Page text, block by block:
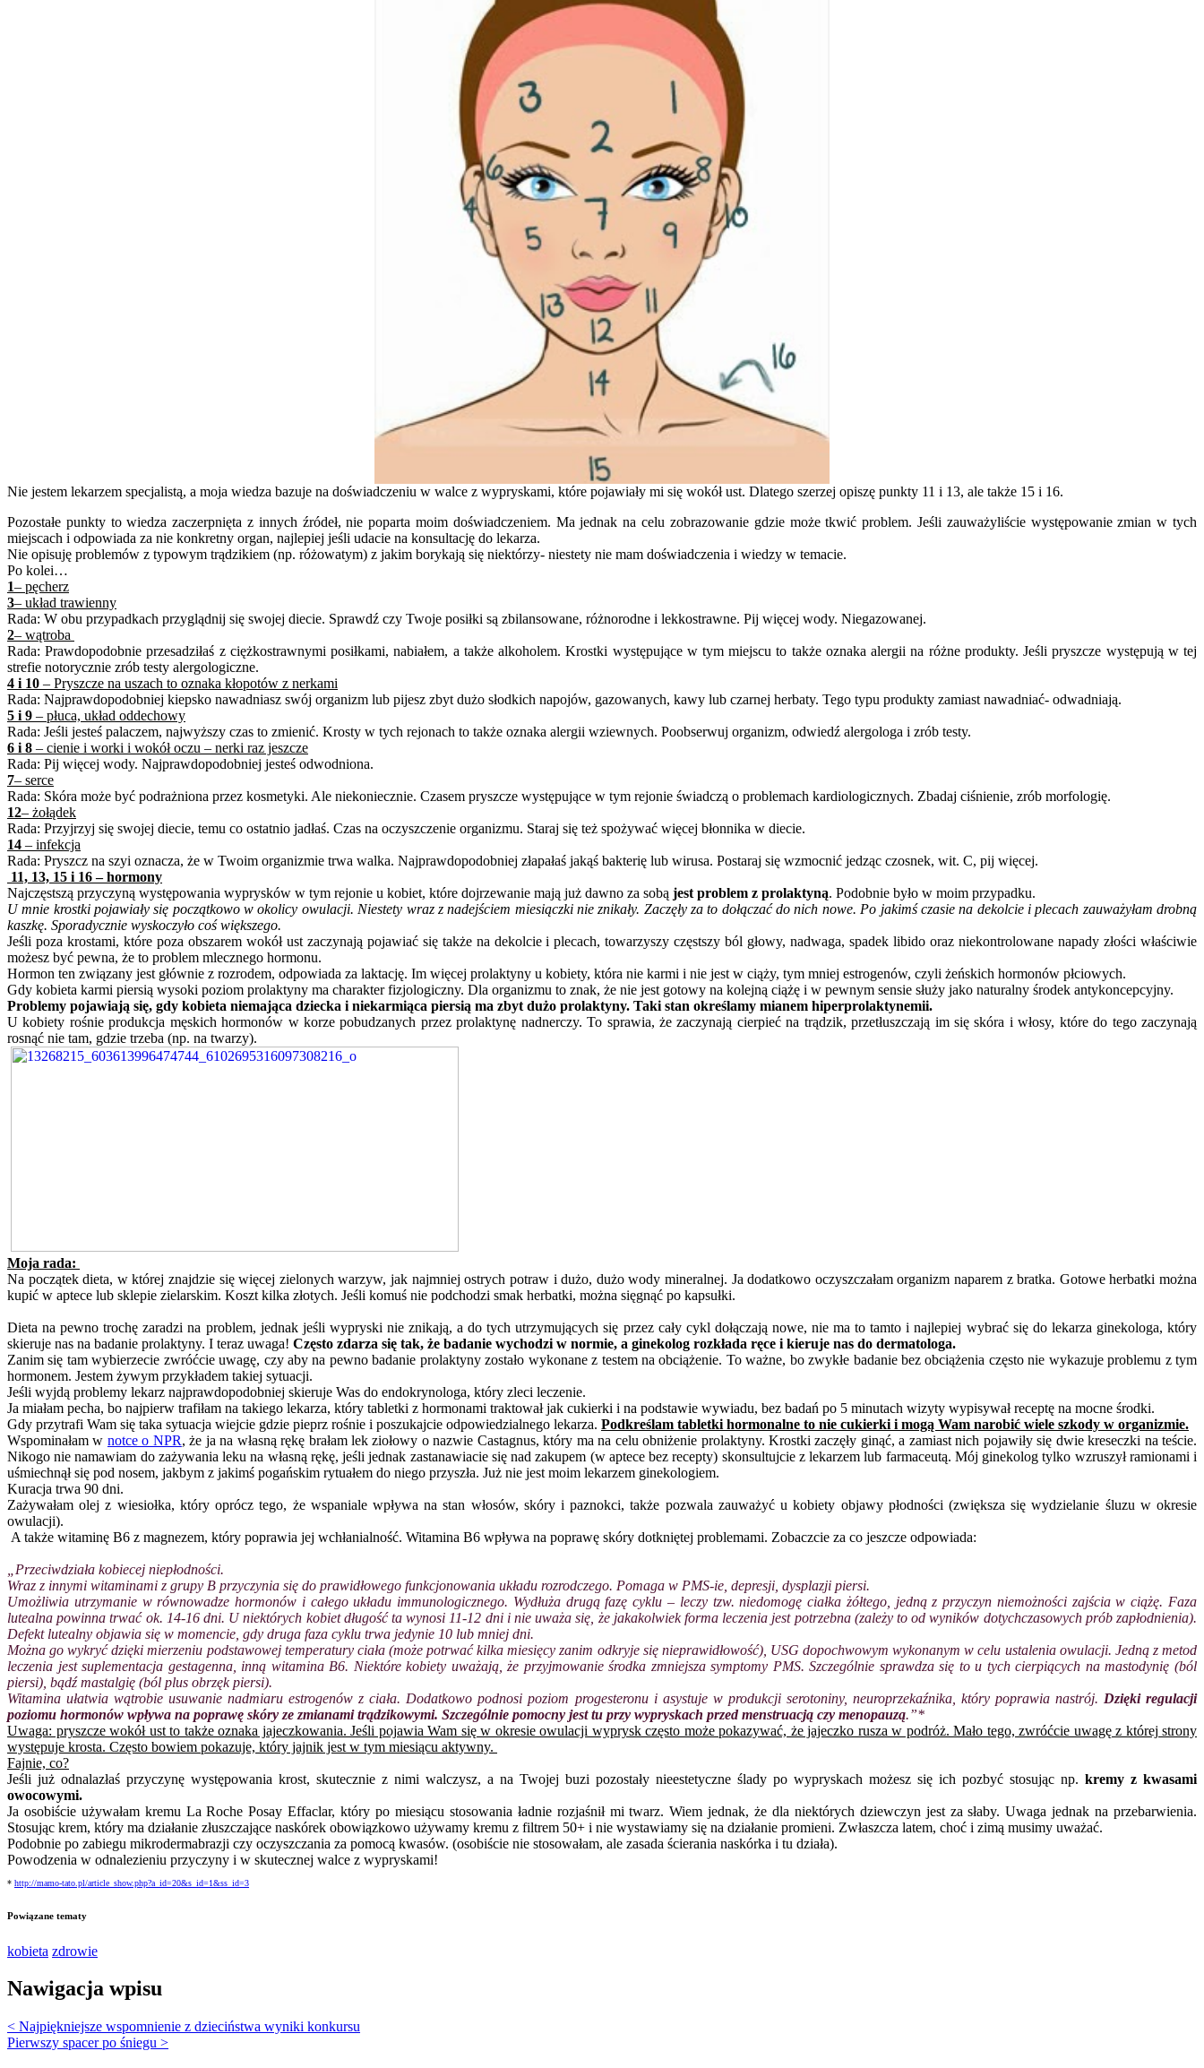
Nie jestem lekarzem specjalistą, a moja wiedza bazuje na doświadczeniu w walce z wypryskami, które pojawiały mi się wokół ust. Dlatego szerzej opiszę punkty 11 i 13, ale także 15 i 16.
Pozostałe punkty to wiedza zaczerpnięta z innych źródeł, nie poparta moim doświadczeniem. Ma jednak na celu zobrazowanie gdzie może tkwić problem. Jeśli zauważyliście występowanie zmian w tych
miejscach i odpowiada za nie konkretny organ, najlepiej jeśli udacie na konsultację do lekarza.
Nie opisuję problemów z typowym trądzikiem (np. różowatym) z jakim borykają się niektórzy- niestety nie mam doświadczenia i wiedzy w temacie.
Po kolei…
1– pęcherz
3– układ trawienny
Rada: W obu przypadkach przyglądnij się swojej diecie. Sprawdź czy Twoje posiłki są zbilansowane, różnorodne i lekkostrawne. Pij więcej wody. Niegazowanej.
2– wątroba
Rada: Prawdopodobnie przesadziłaś z ciężkostrawnymi posiłkami, nabiałem, a także alkoholem. Krostki występujące w tym miejscu to także oznaka alergii na różne produkty. Jeśli pryszcze występują w tej
strefie notorycznie zrób testy alergologiczne.
4 i 10 – Pryszcze na uszach to oznaka kłopotów z nerkami
Rada: Najprawdopodobniej kiepsko nawadniasz swój organizm lub pijesz zbyt dużo słodkich napojów, gazowanych, kawy lub czarnej herbaty. Tego typu produkty zamiast nawadniać- odwadniają.
5 i 9 – płuca, układ oddechowy
Rada: Jeśli jesteś palaczem, najwyższy czas to zmienić. Krosty w tych rejonach to także oznaka alergii wziewnych. Poobserwuj organizm, odwiedź alergologa i zrób testy.
6 i 8 – cienie i worki i wokół oczu – nerki raz jeszcze
Rada: Pij więcej wody. Najprawdopodobniej jesteś odwodniona.
7– serce
Rada: Skóra może być podrażniona przez kosmetyki. Ale niekoniecznie. Czasem pryszcze występujące w tym rejonie świadczą o problemach kardiologicznych. Zbadaj ciśnienie, zrób morfologię.
12– żołądek
Rada: Przyjrzyj się swojej diecie, temu co ostatnio jadłaś. Czas na oczyszczenie organizmu. Staraj się też spożywać więcej błonnika w diecie.
14 – infekcja
Rada: Pryszcz na szyi oznacza, że w Twoim organizmie trwa walka. Najprawdopodobniej złapałaś jakąś bakterię lub wirusa. Postaraj się wzmocnić jedząc czosnek, wit. C, pij więcej.
11, 13, 15 i 16 – hormony
Najczęstszą przyczyną występowania wyprysków w tym rejonie u kobiet, które dojrzewanie mają już dawno za sobą jest problem z prolaktyną. Podobnie było w moim przypadku.
U mnie krostki pojawiały się początkowo w okolicy owulacji. Niestety wraz z nadejściem miesiączki nie znikały. Zaczęły za to dołączać do nich nowe. Po jakimś czasie na dekolcie i plecach zauważyłam drobną
kaszkę. Sporadycznie wyskoczyło coś większego.
Jeśli poza krostami, które poza obszarem wokół ust zaczynają pojawiać się także na dekolcie i plecach, towarzyszy częstszy ból głowy, nadwaga, spadek libido oraz niekontrolowane napady złości właściwie
możesz być pewna, że to problem mlecznego hormonu.
Hormon ten związany jest głównie z rozrodem, odpowiada za laktację. Im więcej prolaktyny u kobiety, która nie karmi i nie jest w ciąży, tym mniej estrogenów, czyli żeńskich hormonów płciowych.
Gdy kobieta karmi piersią wysoki poziom prolaktyny ma charakter fizjologiczny. Dla organizmu to znak, że nie jest gotowy na kolejną ciążę i w pewnym sensie służy jako naturalny środek antykoncepcyjny.
Problemy pojawiają się, gdy kobieta niemająca dziecka i niekarmiąca piersią ma zbyt dużo prolaktyny. Taki stan określamy mianem hiperprolaktynemii.
U kobiety rośnie produkcja męskich hormonów w korze pobudzanych przez prolaktynę nadnerczy. To sprawia, że zaczynają cierpieć na trądzik, przetłuszczają im się skóra i włosy, które do tego zaczynają
rosnąć nie tam, gdzie trzeba (np. na twarzy).
Moja rada:
Na początek dieta, w której znajdzie się więcej zielonych warzyw, jak najmniej ostrych potraw i dużo, dużo wody mineralnej. Ja dodatkowo oczyszczałam organizm naparem z bratka. Gotowe herbatki można
kupić w aptece lub sklepie zielarskim. Koszt kilka złotych. Jeśli komuś nie podchodzi smak herbatki, można sięgnąć po kapsułki.
Dieta na pewno trochę zaradzi na problem, jednak jeśli wypryski nie znikają, a do tych utrzymujących się przez cały cykl dołączają nowe, nie ma to tamto i najlepiej wybrać się do lekarza ginekologa, który
skieruje nas na badanie prolaktyny. I teraz uwaga! Często zdarza się tak, że badanie wychodzi w normie, a ginekolog rozkłada ręce i kieruje nas do dermatologa.
Zanim się tam wybierzecie zwróćcie uwagę, czy aby na pewno badanie prolaktyny zostało wykonane z testem na obciążenie. To ważne, bo zwykłe badanie bez obciążenia często nie wykazuje problemu z tym
hormonem. Jestem żywym przykładem takiej sytuacji.
Jeśli wyjdą problemy lekarz najprawdopodobniej skieruje Was do endokrynologa, który zleci leczenie.
Ja miałam pecha, bo najpierw trafiłam na takiego lekarza, który tabletki z hormonami traktował jak cukierki i na podstawie wywiadu, bez badań po 5 minutach wizyty wypisywał receptę na mocne środki.
Gdy przytrafi Wam się taka sytuacja wiejcie gdzie pieprz rośnie i poszukajcie odpowiedzialnego lekarza. Podkreślam tabletki hormonalne to nie cukierki i mogą Wam narobić wiele szkody w organizmie.
Wspominałam w notce o NPR, że ja na własną rękę brałam lek ziołowy o nazwie Castagnus, który ma na celu obniżenie prolaktyny. Krostki zaczęły ginąć, a zamiast nich pojawiły się dwie kreseczki na teście.
Nikogo nie namawiam do zażywania leku na własną rękę, jeśli jednak zastanawiacie się nad zakupem (w aptece bez recepty) skonsultujcie z lekarzem lub farmaceutą. Mój ginekolog tylko wzruszył ramionami i
uśmiechnął się pod nosem, jakbym z jakimś pogańskim rytuałem do niego przyszła. Już nie jest moim lekarzem ginekologiem.
Kuracja trwa 90 dni.
Zażywałam olej z wiesiołka, który oprócz tego, że wspaniale wpływa na stan włosów, skóry i paznokci, także pozwala zauważyć u kobiety objawy płodności (zwiększa się wydzielanie śluzu w okresie
owulacji).
A także witaminę B6 z magnezem, który poprawia jej wchłanialność. Witamina B6 wpływa na poprawę skóry dotkniętej problemami. Zobaczcie za co jeszcze odpowiada:
„Przeciwdziała kobiecej niepłodności.
Wraz z innymi witaminami z grupy B przyczynia się do prawidłowego funkcjonowania układu rozrodczego. Pomaga w PMS-ie, depresji, dysplazji piersi.
Umożliwia utrzymanie w równowadze hormonów i całego układu immunologicznego. Wydłuża drugą fazę cyklu – leczy tzw. niedomogę ciałka żółtego, jedną z przyczyn niemożności zajścia w ciążę. Faza
lutealna powinna trwać ok. 14-16 dni. U niektórych kobiet długość ta wynosi 11-12 dni i nie uważa się, że jakakolwiek forma leczenia jest potrzebna (zależy to od wyników dotychczasowych prób zapłodnienia).
Defekt lutealny objawia się w momencie, gdy druga faza cyklu trwa jedynie 10 lub mniej dni.
Można go wykryć dzięki mierzeniu podstawowej temperatury ciała (może potrwać kilka miesięcy zanim odkryje się nieprawidłowość), USG dopochwowym wykonanym w celu ustalenia owulacji. Jedną z metod
leczenia jest suplementacja gestagenna, inną witamina B6. Niektóre kobiety uważają, że przyjmowanie środka zmniejsza symptomy PMS. Szczególnie sprawdza się to u tych cierpiących na mastodynię (ból
piersi), bądź mastalgię (ból plus obrzęk piersi).
Witamina ułatwia wątrobie usuwanie nadmiaru estrogenów z ciała. Dodatkowo podnosi poziom progesteronu i asystuje w produkcji serotoniny, neuroprzekaźnika, który poprawia nastrój. Dzięki regulacji
poziomu hormonów wpływa na poprawę skóry ze zmianami trądzikowymi. Szczególnie pomocny jest tu przy wypryskach przed menstruacją czy menopauzą.”*
Uwaga: pryszcze wokół ust to także oznaka jajeczkowania. Jeśli pojawia Wam się w okresie owulacji wyprysk często może pokazywać, że jajeczko rusza w podróż. Mało tego, zwróćcie uwagę z której strony
występuje krosta. Często bowiem pokazuje, który jajnik jest w tym miesiącu aktywny.
Fajnie, co?
Jeśli już odnalazłaś przyczynę występowania krost, skutecznie z nimi walczysz, a na Twojej buzi pozostały nieestetyczne ślady po wypryskach możesz się ich pozbyć stosując np. kremy z kwasami
owocowymi.
Ja osobiście używałam kremu La Roche Posay Effaclar, który po miesiącu stosowania ładnie rozjaśnił mi twarz. Wiem jednak, że dla niektórych dziewczyn jest za słaby. Uwaga jednak na przebarwienia.
Stosując krem, który ma działanie złuszczające naskórek obowiązkowo używamy kremu z filtrem 50+ i nie wystawiamy się na działanie promieni. Zwłaszcza latem, choć i zimą musimy uważać.
Podobnie po zabiegu mikrodermabrazji czy oczyszczania za pomocą kwasów. (osobiście nie stosowałam, ale zasada ścierania naskórka i tu działa).
Powodzenia w odnalezieniu przyczyny i w skutecznej walce z wypryskami!
* http://mamo-tato.pl/article_show.php?a_id=20&s_id=1&ss_id=3
Powiązane tematy
kobieta zdrowie
Nawigacja wpisu
< Najpiękniejsze wspomnienie z dzieciństwa wyniki konkursu
Pierwszy spacer po śniegu >